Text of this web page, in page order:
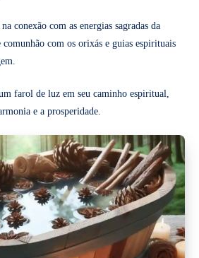
conexão com as energias sagradas da
com os orixás e guias espirituais
farol de luz em seu caminho espiritual,
e a prosperidade.